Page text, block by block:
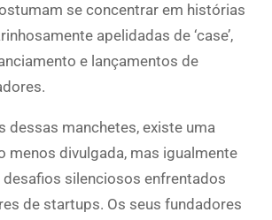
se concentrar em histórias
apelidadas de ‘case’,
e lançamentos de
dessas manchetes, existe uma
menos divulgada, mas igualmente
silenciosos enfrentados
de startups. Os seus fundadores